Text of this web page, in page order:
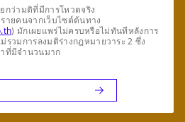
ว่ามติที่มีการโหวตจริง
ายคนจากเว็บไซต์ต้นทาง
) มักเผยแพร่ไม่ครบหรือไม่ทันทีหลังการ
วมการลงมติร่างกฎหมายวาระ 2 ซึ่ง
ที่มีจำนวนมาก